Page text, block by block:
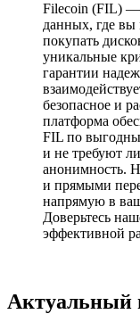
Filecoin (FIL) —
данных, где вы
покупать
уникальные
гарантии
безопасное и
платформа
FIL по
и не требуют
анонимность.
и прямыми
напрямую в
Доверьтесь
эффективной
Актуальный